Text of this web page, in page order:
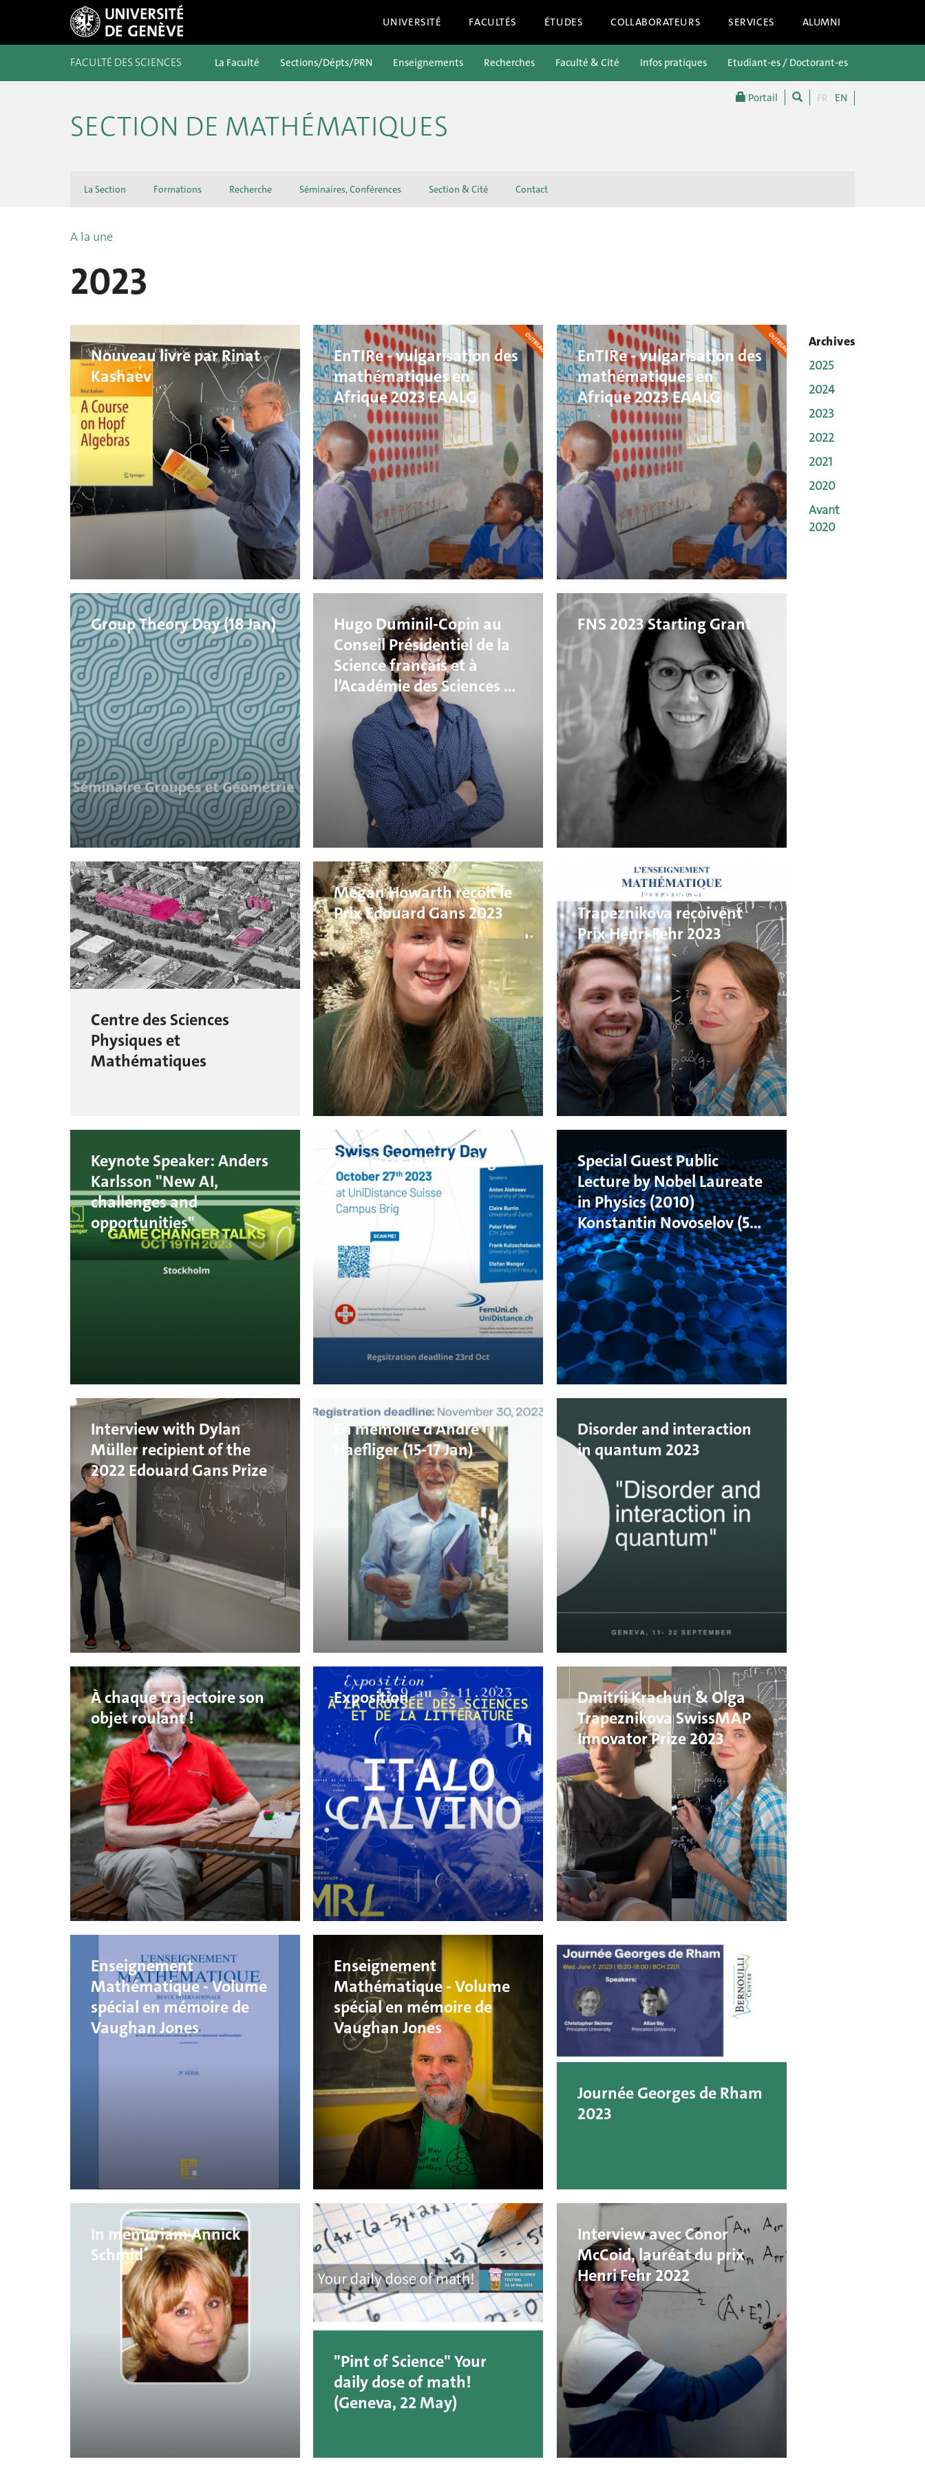
UNIVERSITÉ FACULTÉS ÉTUDES COLLABORATEURS SERVICES ALUMNI
Portail FR EN
FACULTÉ DES SCIENCES La Faculté Sections/Dépts/PRN Enseignements Recherches Faculté & Cité Infos pratiques Etudiant-es / Doctorant-es
SECTION DE MATHÉMATIQUES
La Section Formations Recherche Séminaires, Conférences Section & Cité Contact
A la une
2023
Nouveau livre par Rinat
Kashaev
EnTIRe - vulgarisation des
mathématiques en
Afrique 2023 EAALG
EnTIRe - vulgarisation des
mathématiques en
Afrique 2023 EAALG
Group Theory Day (18 Jan)
Hugo Duminil-Copin au
Conseil Présidentiel de la
Science français et à
l’Académie des Sciences de
FNS 2023 Starting Grant
Centre des Sciences
Physiques et
Mathématiques
Megan Howarth reçoit le
Prix Edouard Gans 2023
Michal Outrata et Olga
Trapeznikova reçoivent
Prix Henri Fehr 2023
Keynote Speaker: Anders
Karlsson "New AI,
challenges and
opportunities"
SMS 2023 Fall Meeting
Special Guest Public
Lecture by Nobel Laureate
in Physics (2010)
Konstantin Novoselov (5
Oct) New Approaches in
Materials Design
Interview with Dylan
Müller recipient of the
2022 Edouard Gans Prize
En mémoire d'André
Haefliger (15-17 Jan)
Disorder and interaction
in quantum 2023
À chaque trajectoire son
objet roulant !
Exposition
Dmitrii Krachun & Olga
Trapeznikova SwissMAP
Innovator Prize 2023
Enseignement
Mathématique - Volume
spécial en mémoire de
Vaughan Jones
Enseignement
Mathématique - Volume
spécial en mémoire de
Vaughan Jones
Journée Georges de Rham
2023
In memoriam Annick
Schmid
"Pint of Science" Your
daily dose of math!
(Geneva, 22 May)
Interview avec Conor
McCoid, lauréat du prix
Henri Fehr 2022
Archives
2025
2024
2023
2022
2021
2020
Avant
2020